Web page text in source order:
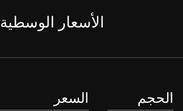
الأسعار الوسطية
الحجم السعر